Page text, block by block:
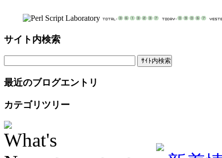
サイト内検索
最近のブログエントリ
カテゴリツリー